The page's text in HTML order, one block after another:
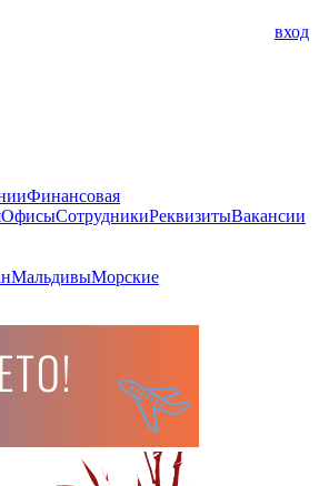
вход
Финансовая
ОфисыСотрудникиРеквизитыВакансии
МальдивыМорские